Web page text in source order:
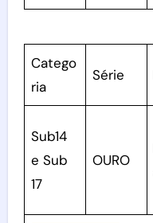
Catego
ria
Série
Sub14
e Sub
17
OURO